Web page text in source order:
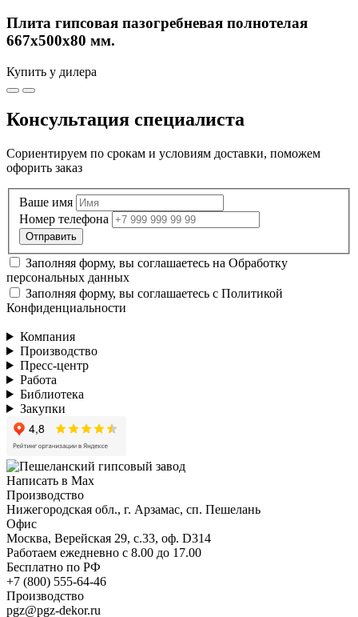
Плита гипсовая пазогребневая полнотелая
667х500х80 мм.
Купить у дилера
Консультация специалиста
Сориентируем по срокам и условиям доставки, поможем
офорить заказ
Ваше имя
Номер телефона
Заполняя форму, вы соглашаетесь на Обработку
персональных данных
Заполняя форму, вы соглашаетесь с Политикой
Конфиденциальности
Компания
Производство
Пресс-центр
Работа
Библиотека
Закупки
Написать в Max
Производство
Нижегородская обл., г. Арзамас, сп. Пешелань
Офис
Москва, Верейская 29, с.33, оф. D314
Работаем ежедневно с 8.00 до 17.00
Бесплатно по РФ
+7 (800) 555-64-46
Производство
pgz@pgz-dekor.ru